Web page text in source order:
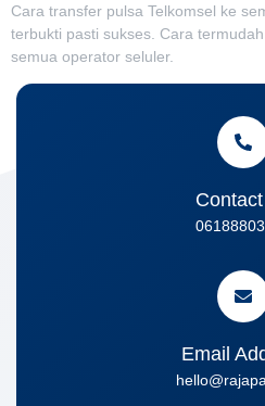
Cara transfer pulsa Telkomsel ke
terbukti pasti sukses. Cara
semua operator seluler.
Email